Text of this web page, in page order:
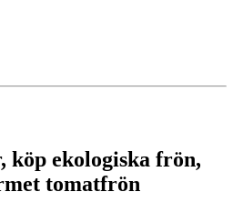
köp ekologiska frön,
tomatfrön